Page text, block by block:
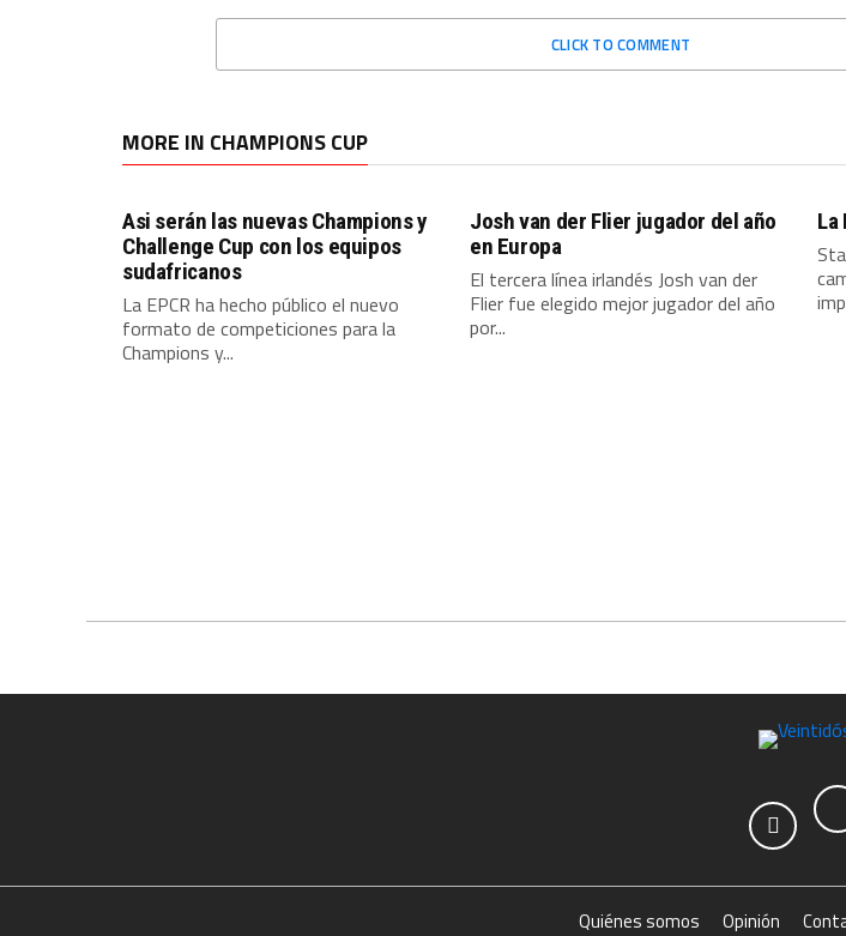
CLICK TO COMMENT
MORE IN CHAMPIONS CUP
Asi serán las nuevas Champions y
Challenge Cup con los equipos
sudafricanos
La EPCR ha hecho público el nuevo
formato de competiciones para la
Champions y...
Josh van der Flier jugador del año
en Europa
El tercera línea irlandés Josh van der
Flier fue elegido mejor jugador del año
por...
La
Quiénes somos Opinión